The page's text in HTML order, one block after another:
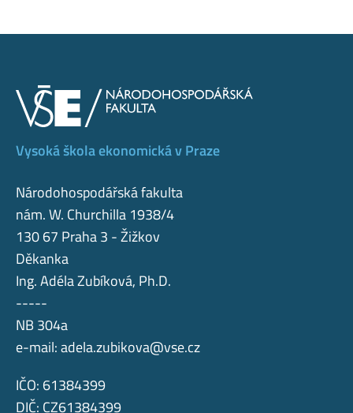
Vysoká škola ekonomická v Praze
Národohospodářská fakulta
nám. W. Churchilla 1938/4
130 67 Praha 3 - Žižkov
Děkanka
Ing. Adéla Zubíková, Ph.D.
-----
NB 304a
e-mail:adela.zubikova@vse.cz
IČO: 61384399
DIČ: CZ61384399